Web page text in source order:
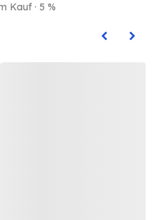
Kauf · 5 %